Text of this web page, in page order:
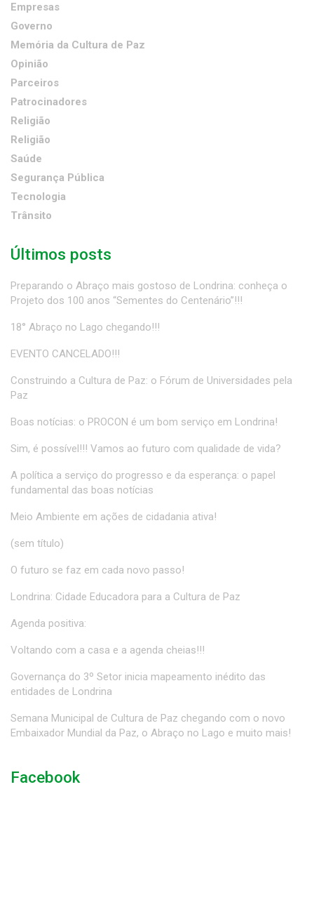
Empresas
Governo
Memória da Cultura de Paz
Opinião
Parceiros
Patrocinadores
Religião
Religião
Saúde
Segurança Pública
Tecnologia
Trânsito
Últimos posts
Preparando o Abraço mais gostoso de Londrina: conheça o
Projeto dos 100 anos “Sementes do Centenário”!!!
18° Abraço no Lago chegando!!!
EVENTO CANCELADO!!!
Construindo a Cultura de Paz: o Fórum de Universidades pela
Paz
Boas notícias: o PROCON é um bom serviço em Londrina!
Sim, é possível!!! Vamos ao futuro com qualidade de vida?
A política a serviço do progresso e da esperança: o papel
fundamental das boas notícias
Meio Ambiente em ações de cidadania ativa!
(sem título)
O futuro se faz em cada novo passo!
Londrina: Cidade Educadora para a Cultura de Paz
Agenda positiva:
Voltando com a casa e a agenda cheias!!!
Governança do 3º Setor inicia mapeamento inédito das
entidades de Londrina
Semana Municipal de Cultura de Paz chegando com o novo
Embaixador Mundial da Paz, o Abraço no Lago e muito mais!
Facebook